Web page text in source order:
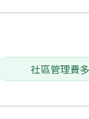
社區管理費